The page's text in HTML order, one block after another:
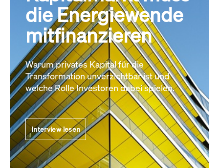
die Energiewende
mitfinanzieren
Warum privates Kapital für die
Transformation unverzichtbar ist und
welche Rolle Investoren dabei spielen.
Interview lesen